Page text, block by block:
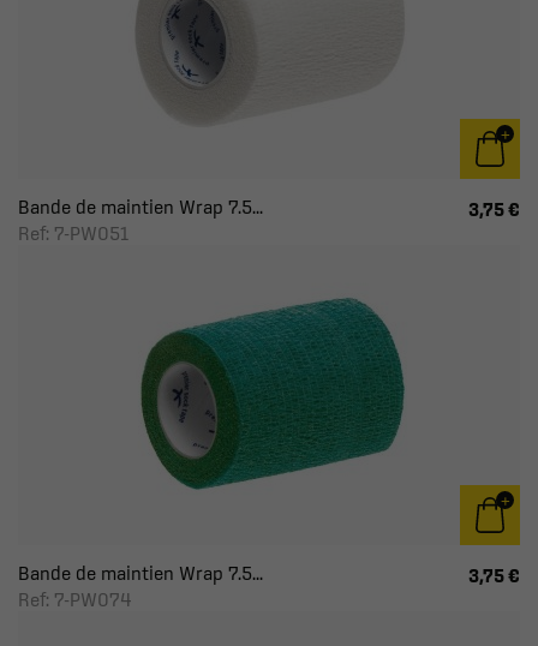
Bande de maintien Wrap 7.5...
Ref: 7-PW051
3,75 €
Bande de maintien Wrap 7.5...
Ref: 7-PW074
3,75 €